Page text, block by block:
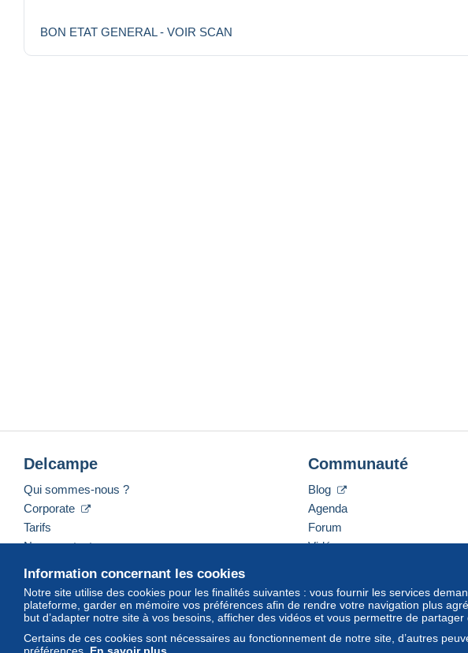
BON ETAT GENERAL - VOIR SCAN
Information concernant les cookies
Notre site utilise des cookies pour les finalités suivantes : vous fournir les services
plateforme, garder en mémoire vos préférences afin de rendre votre navigation plus
but d’adapter notre site à vos besoins, afficher des vidéos et vous permettre de
Certains de ces cookies sont nécessaires au fonctionnement de notre site, d’autres
préférences. En savoir plus
Delcampe
Qui sommes-nous ?
Corporate
Tarifs
Nous contacter
Communauté
Blog
Agenda
Forum
Vidéos
Français USD America/Indiana/Vevay Mode standard